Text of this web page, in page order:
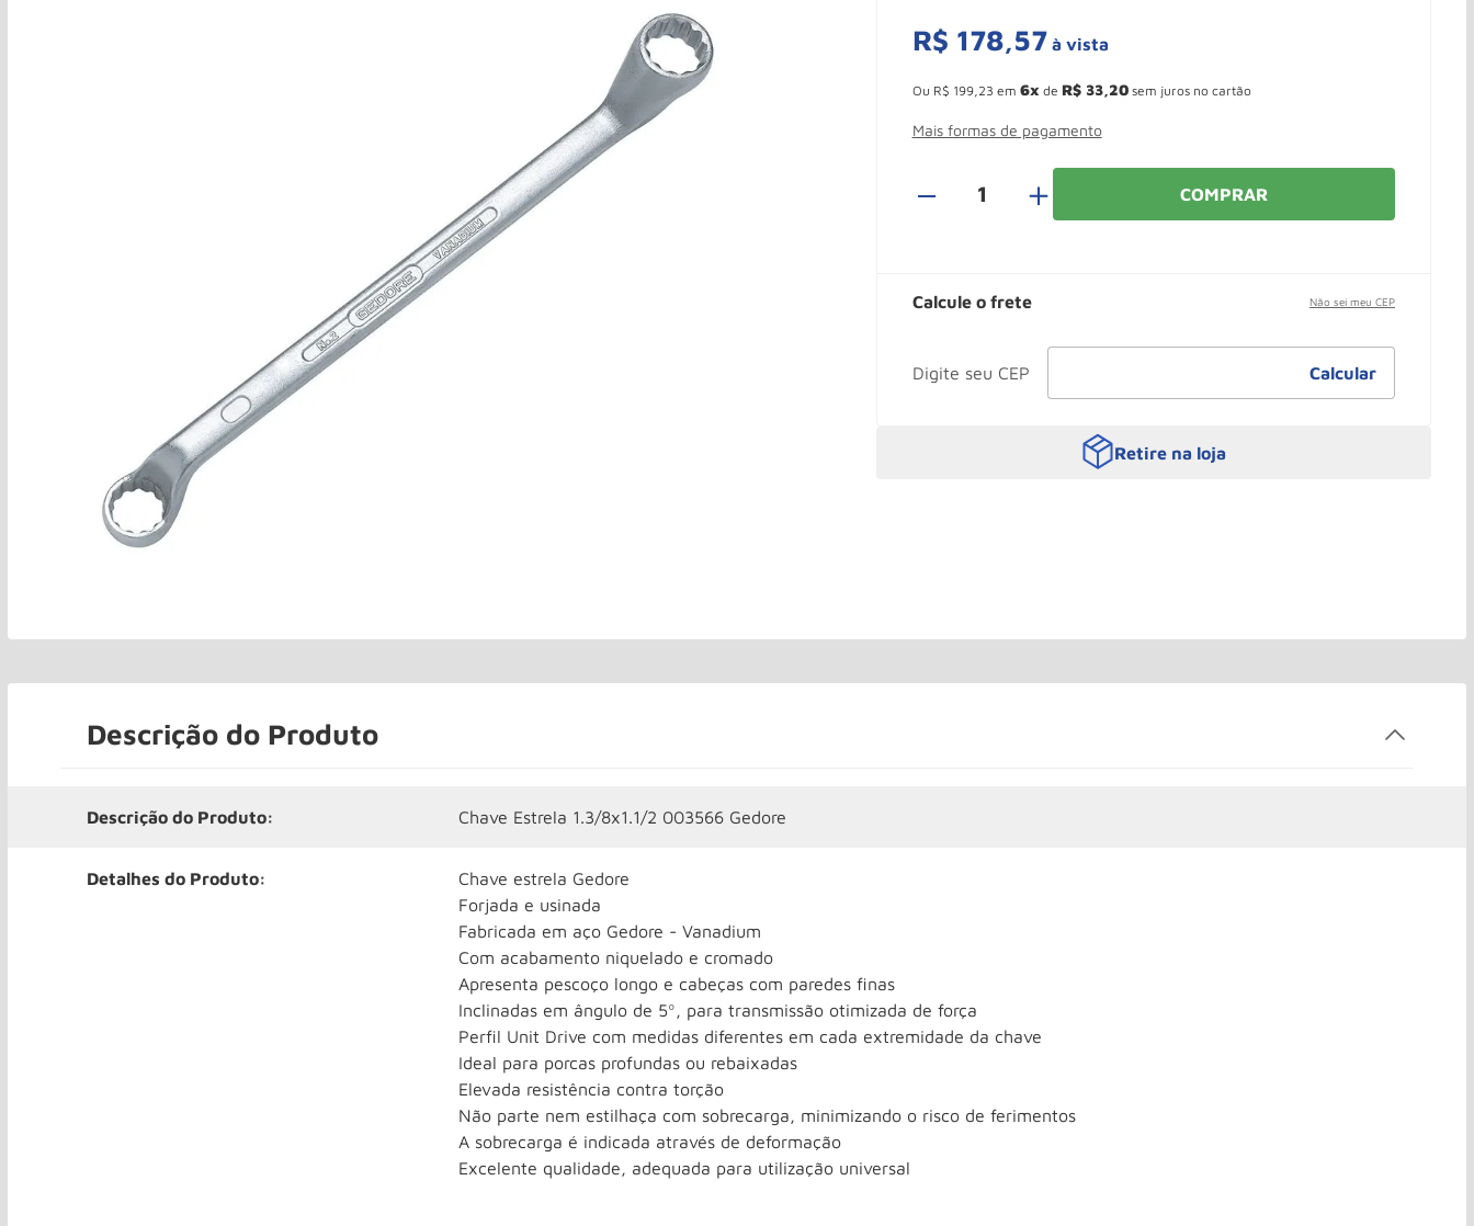
R$ 178,57 à vista
Ou R$ 199, 23 em 6 de R$ 33,20sem juros no cartão
Mais formas de pagamento
＋ COMPRAR
Calcule o frete Não sei meu CEP
Retire na loja
Descrição do Produto
Descrição do Produto: Chave Estrela 1.3/8x1.1/2 003566 Gedore
Detalhes do Produto:
Chave estrela Gedore
Forjada e usinada
Fabricada em aço Gedore - Vanadium
Com acabamento niquelado e cromado
Apresenta pescoço longo e cabeças com paredes finas
Inclinadas em ângulo de 5º, para transmissão otimizada de força
Perfil Unit Drive com medidas diferentes em cada extremidade da chave
Ideal para porcas profundas ou rebaixadas
Elevada resistência contra torção
Não parte nem estilhaça com sobrecarga, minimizando o risco de ferimentos
A sobrecarga é indicada através de deformação
Excelente qualidade, adequada para utilização universal